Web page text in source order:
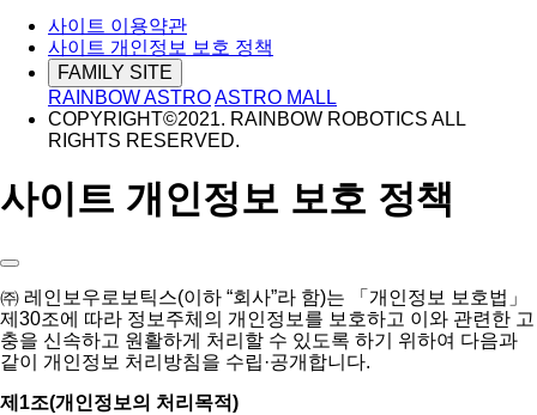
사이트 이용약관
사이트 개인정보 보호 정책
FAMILY SITE
RAINBOW ASTROASTRO MALL
COPYRIGHT©2021. RAINBOW ROBOTICS ALL
RIGHTS RESERVED.
사이트 개인정보 보호 정책
㈜ 레인보우로보틱스(이하 “회사”라 함)는 「개인정보 보호법」
제30조에 따라 정보주체의 개인정보를 보호하고 이와 관련한 고
충을 신속하고 원활하게 처리할 수 있도록 하기 위하여 다음과
같이 개인정보 처리방침을 수립·공개합니다.
제1조(개인정보의 처리목적)